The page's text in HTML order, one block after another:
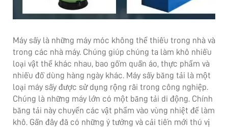
Máy sấy là những máy móc không thể thiếu trong nhà và
trong các nhà máy. Chúng giúp chúng ta làm khô nhiều
loại vật thể khác nhau, bao gồm quần áo, thực phẩm và
nhiều đồ dùng hàng ngày khác. Máy sấy băng tải là một
loại máy sấy được sử dụng rộng rãi trong công nghiệp.
Chúng là những máy lớn có một băng tải di động. Chính
băng tải này chuyển các vật phẩm vào vùng nhiệt để làm
khô. Gần đây đã có những ý tưởng và cải tiến mới thú vị